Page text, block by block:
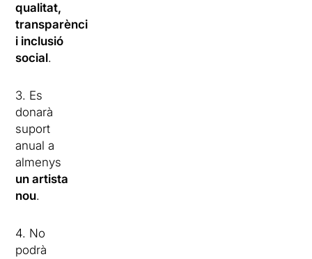
qualitat,
transparència
i inclusió
social.
3. Es
donarà
suport
anual a
almenys
un artista
nou.
4. No
podrà